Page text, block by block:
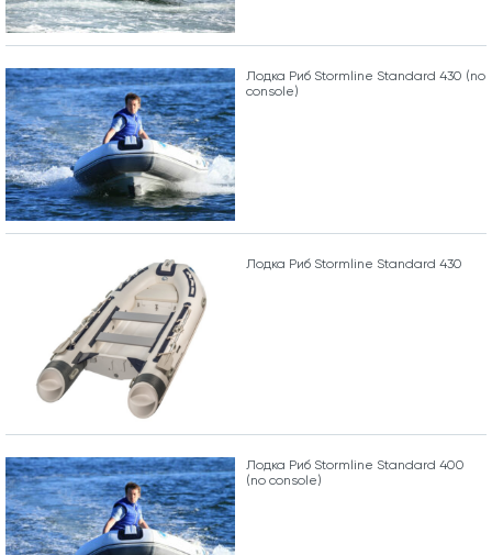
Лодка Риб Stormline Standard 430 (no
console)
Лодка Риб Stormline Standard 430
Лодка Риб Stormline Standard 400
(no console)